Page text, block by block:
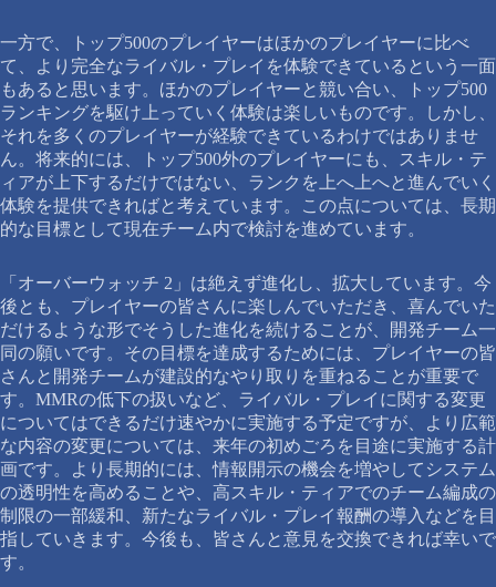
一方で、トップ500のプレイヤーはほかのプレイヤーに比べ
て、より完全なライバル・プレイを体験できているという一面
もあると思います。ほかのプレイヤーと競い合い、トップ500
ランキングを駆け上っていく体験は楽しいものです。しかし、
それを多くのプレイヤーが経験できているわけではありませ
ん。将来的には、トップ500外のプレイヤーにも、スキル・テ
ィアが上下するだけではない、ランクを上へ上へと進んでいく
体験を提供できればと考えています。この点については、長期
的な目標として現在チーム内で検討を進めています。
「オーバーウォッチ 2」は絶えず進化し、拡大しています。今
後とも、プレイヤーの皆さんに楽しんでいただき、喜んでいた
だけるような形でそうした進化を続けることが、開発チーム一
同の願いです。その目標を達成するためには、プレイヤーの皆
さんと開発チームが建設的なやり取りを重ねることが重要で
す。MMRの低下の扱いなど、ライバル・プレイに関する変更
についてはできるだけ速やかに実施する予定ですが、より広範
な内容の変更については、来年の初めごろを目途に実施する計
画です。より長期的には、情報開示の機会を増やしてシステム
の透明性を高めることや、高スキル・ティアでのチーム編成の
制限の一部緩和、新たなライバル・プレイ報酬の導入などを目
指していきます。今後も、皆さんと意見を交換できれば幸いで
す。